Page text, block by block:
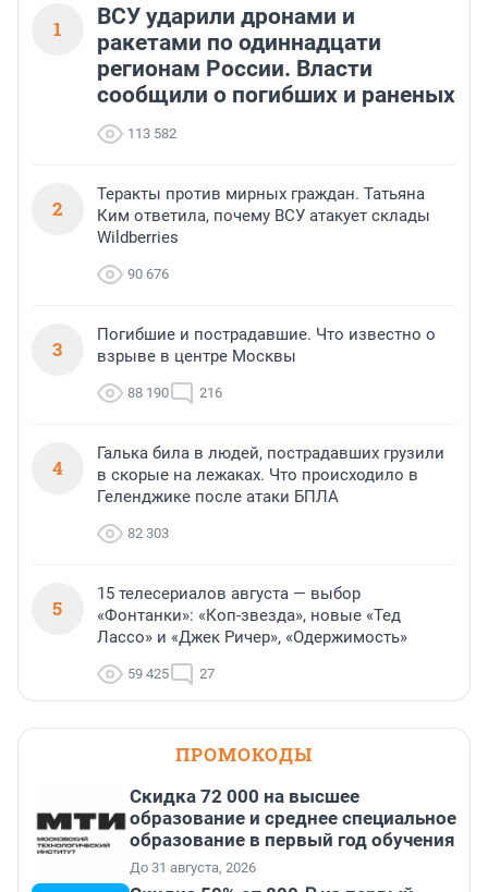
1
ВСУ ударили дронами и
ракетами по одиннадцати
регионам России. Власти
сообщили о погибших и раненых
113 582
2
Теракты против мирных граждан. Татьяна
Ким ответила, почему ВСУ атакует склады
Wildberries
90 676
3
Погибшие и пострадавшие. Что известно о
взрыве в центре Москвы
88 190 216
4
Галька била в людей, пострадавших грузили
в скорые на лежаках. Что происходило в
Геленджике после атаки БПЛА
82 303
5
15 телесериалов августа — выбор
«Фонтанки»: «Коп-звезда», новые «Тед
Лассо» и «Джек Ричер», «Одержимость»
59 425 27
ПРОМОКОДЫ
Скидка 72 000 на высшее
образование и среднее специальное
образование в первый год обучения
До 31 августа, 2026